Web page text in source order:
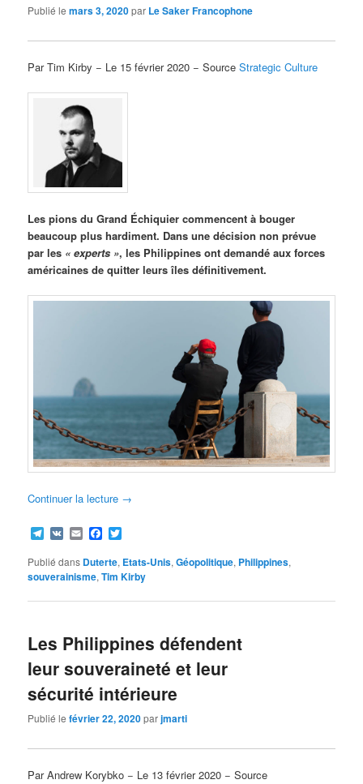
Publié lemars 3, 2020par Le Saker Francophone
Par Tim Kirby − Le 15 février 2020 − SourceStrategic Culture
Les pions du Grand Échiquier commencent à bouger
beaucoup plus hardiment. Dans une décision non prévue
par les « experts », les Philippines ont demandé aux forces
américaines de quitter leurs îles définitivement.
Continuer la lecture →
Telegram
VK EmailFacebook
Publié dans Duterte, Etats-Unis,Géopolitique, Philippines,
souverainisme,Tim Kirby
Les Philippines défendent
leur souveraineté et leur
sécurité intérieure
Publié lefévrier 22, 2020parjmarti
Par Andrew Korybko − Le 13 février 2020 − Source